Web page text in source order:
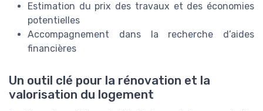
Estimation du prix des travaux et des économies
potentielles
Accompagnement dans la recherche d’aides
financières
Un outil clé pour la rénovation et la
valorisation du logement